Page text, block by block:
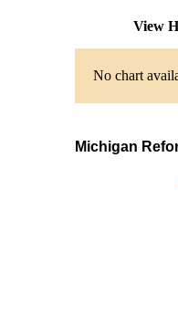
View
No chart
Michigan